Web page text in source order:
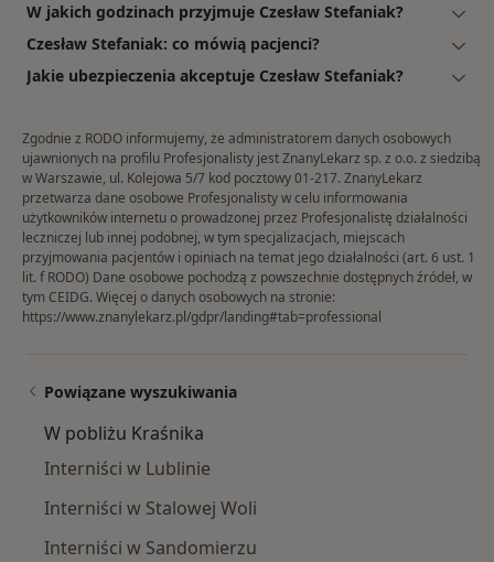
W jakich godzinach przyjmuje Czesław Stefaniak?
Czesław Stefaniak: co mówią pacjenci?
Jakie ubezpieczenia akceptuje Czesław Stefaniak?
Zgodnie z RODO informujemy, że administratorem danych osobowych
ujawnionych na profilu Profesjonalisty jest ZnanyLekarz sp. z o.o. z siedzibą
w Warszawie, ul. Kolejowa 5/7 kod pocztowy 01-217. ZnanyLekarz
przetwarza dane osobowe Profesjonalisty w celu informowania
użytkowników internetu o prowadzonej przez Profesjonalistę działalności
leczniczej lub innej podobnej, w tym specjalizacjach, miejscach
przyjmowania pacjentów i opiniach na temat jego działalności (art. 6 ust. 1
lit. f RODO) Dane osobowe pochodzą z powszechnie dostępnych źródeł, w
tym CEIDG. Więcej o danych osobowych na stronie:
https://www.znanylekarz.pl/gdpr/landing#tab=professional
Powiązane wyszukiwania
W pobliżu Kraśnika
Interniści w Lublinie
Interniści w Stalowej Woli
Interniści w Sandomierzu